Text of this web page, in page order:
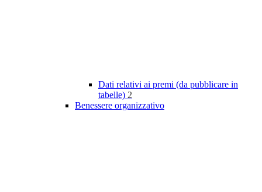
Dati relativi ai premi (da pubblicare in
tabelle) 2
Benessere organizzativo